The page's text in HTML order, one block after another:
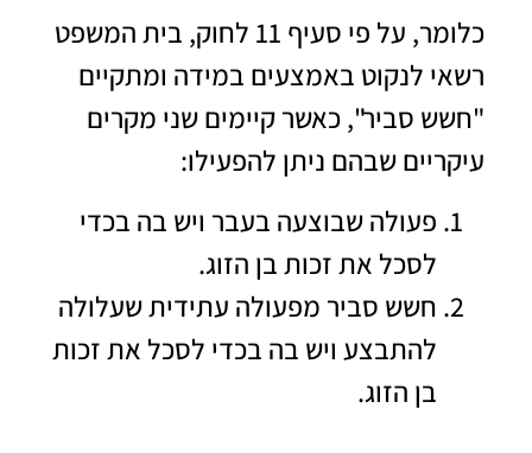
כלומר, על פי סעיף 11 לחוק, בית המשפט
רשאי לנקוט באמצעים במידה ומתקיים
"חשש סביר", כאשר קיימים שני מקרים
עיקריים שבהם ניתן להפעילו:
פעולה שבוצעה בעבר ויש בה בכדי
לסכל את זכות בן הזוג.
חשש סביר מפעולה עתידית שעלולה
להתבצע ויש בה בכדי לסכל את זכות
בן הזוג.